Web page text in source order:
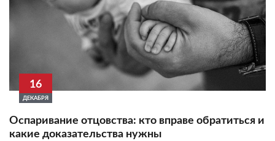
16
ДЕКАБРЯ
Оспаривание отцовства: кто вправе обратиться и
какие доказательства нужны